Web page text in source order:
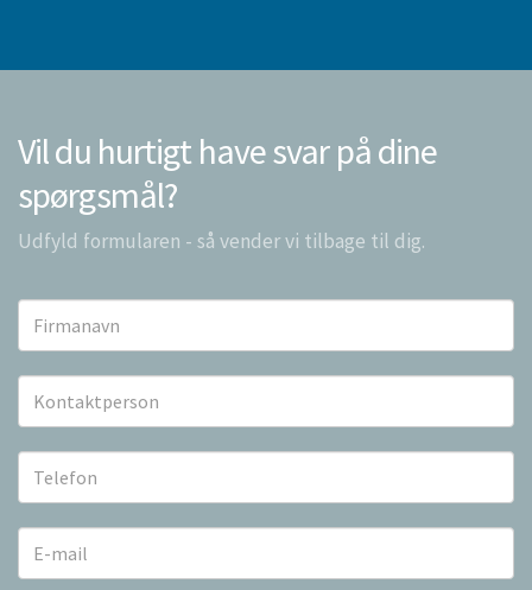
Vil du hurtigt have svar på dine
spørgsmål?
Udfyld formularen - så vender vi tilbage til dig.
mail